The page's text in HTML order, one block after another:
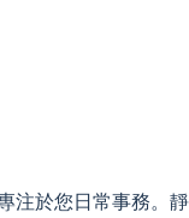
注於您日常事務。靜